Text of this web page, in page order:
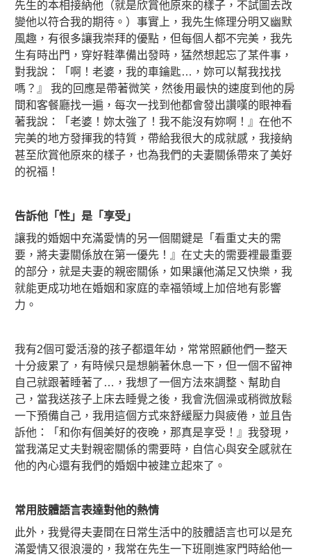
先生的本相接納他（就是欣賞他原來的樣子，不試圖去改
變他以符合我的期待。）事實上，我先生條理分明又幽默
風趣，有很多讓我崇拜的優點，但每個人都不完美，我先
生有時出門，穿好鞋準備出發時，猛然想起忘了某件事，
對我說：「啊！老婆，我的車鑰匙…，妳可以幫我找找
嗎？』 我的回應是帶著微笑，然後用最快的速度到他的房
間和客餐廳找一遍，每次一找到他都會發出讚嘆的眼神看
著我說：「老婆！妳太強了！我不能沒有妳啊！』在他不
完美的地方發揮我的特質，帶給我很大的成就感，我接納
甚至欣賞他原來的樣子，也為我們的夫妻關係帶來了美好
的祝福！
告訴他「性」是「享受」
讓我的婚姻中充滿愛情的另一個關鍵是「看重丈夫的需
要，將夫妻關係放在第一優先！』在丈夫的需要裡最重要
的部分，就是夫妻的親密關係，如果讓他滿足又快樂，我
就能更成功地在婚姻和家庭的幸福領域上加倍地有影響
力。
我有2個可愛活潑的孩子都還年幼，常常照顧他們一整天
十分疲累了，有時候只是想躺著休息一下，但一個不留神
自己就跟著睡著了…，我想了一個方法來調整、幫助自
己，當我送孩子上床去睡覺之後，我會洗個澡或稍微放鬆
一下預備自己，我用這個方式來舒緩壓力與疲倦，並且告
訴他：「和你有個美好的夜晚，那真是享受！』我發現，
當我滿足丈夫對親密關係的需要時，自信心與安全感就在
他的內心還有我們的婚姻中被建立起來了。
常用肢體語言表達對他的熱情
此外，我覺得夫妻間在日常生活中的肢體語言也可以是充
滿愛情又很浪漫的，我常在先生一下班剛進家門時給他一